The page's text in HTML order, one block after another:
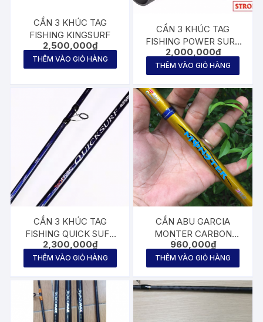
CẦN 3 KHÚC TAG
FISHING KINGSURF
2,500,000₫
THÊM VÀO GIỎ HÀNG
CẦN 3 KHÚC TAG
FISHING POWER SURF
4m20 AX – BX
2,000,000₫
THÊM VÀO GIỎ HÀNG
CẦN 3 KHÚC TAG
FISHING QUICK SUFR
4m25 BX+
2,300,000₫
THÊM VÀO GIỎ HÀNG
CẦN ABU GARCIA
MONTER CARBON
XOẮN BẠO LỰC
960,000₫
THÊM VÀO GIỎ HÀNG